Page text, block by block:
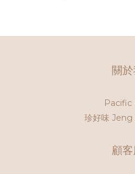
關
Pacific
珍好味
顧